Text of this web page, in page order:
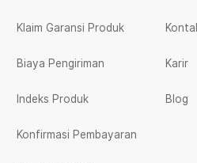
Klaim Garansi Produk
Biaya Pengiriman
Indeks Produk
Konfirmasi Pembayaran
Karir
Blog